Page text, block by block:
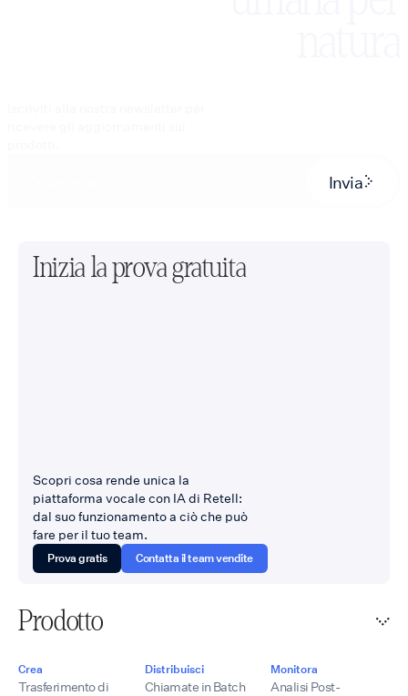
Invia
Inizia la prova gratuita
Scopri cosa rende unica la
piattaforma vocale con IA di Retell:
dal suo funzionamento a ciò che può
fare per il tuo team.
Prova gratis Contatta il team vendite
Prodotto
Crea
Trasferimento di
Distribuisci
Chiamate in Batch
Monitora
Analisi Post-